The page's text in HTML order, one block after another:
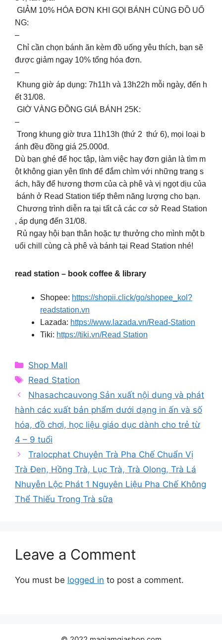
GIẢM 10% HÓA ĐƠN KHI GỌI BÁNH CÙNG ĐỒ UỐ
NG:
–
Chỉ cần chọn bánh ăn kèm đồ uống yêu thích, bạn sẽ
được giảm ngay 10% tổng hóa đơn.
–
Khung giờ áp dụng: 7h11h và 13h22h mỗi ngày, đến h
ết 31/08.
GIỜ VÀNG ĐỒNG GIÁ BÁNH 25K:
–
Trong khung giờ trưa 11h13h (thứ 2 thứ 6), mọi loại b
ánh đều đồng giá 25.000đ.
Dù bạn ghé để học tập, làm việc hay đơn giản là tìm m
ột không gian yên tĩnh để đắm chìm với những trang s
ách, hãy để hương thơm của cà phê và vị ngọt dịu của
bánh ở Read Station tiếp thêm năng lượng cho bạn.
Chương trình diễn ra tại tất cả các cơ sở Read Station
, áp dụng đến 31/08.
Rủ ngay hội bạn thân hoặc tự thưởng cho mình một b
uổi chill cùng cà phê và bánh tại Read Station nhé!
read station – book coffee & library
Shopee: https://shopii.click/go/shopee_kol?
readstation.vn
Lazada: https://www.lazada.vn/Read-Station
Tiki: https://tiki.vn/Read Station
Categories
Shop Mall
Tags
Read Station
Nhasachcauvong Sản xuất nội dung và phát
hành các xuất bản phẩm dưới dạng in ấn và số
hóa, đồ chơi, học liệu giáo dục dành cho trẻ từ
4 – 9 tuổi
Tralocphat Chuyên Trà Pha Chế Chuẩn Vị
Trà Đen, Hồng Trà, Lục Trà, Trà Olong, Trà Lá
Nhuyễn Lộc Phát 1 Nguyên Liệu Pha Chế Không
Thể Thiếu Trong Trà sữa
Leave a Comment
You must be logged in to post a comment.